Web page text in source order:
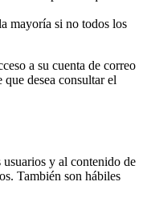
mayoría si no todos los
a su cuenta de correo
desea consultar el
y al contenido de
También son hábiles